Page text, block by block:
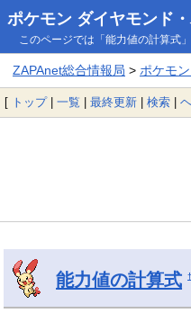
ポケモン ダイヤモンド
このページでは「能力値の計算式
ZAPAnet総合情報局 > ポケモ
[ トップ| 一覧 | 最終更新 | 検索 |
能力値の計算式 †